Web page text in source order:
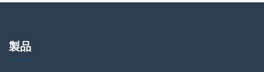
製品